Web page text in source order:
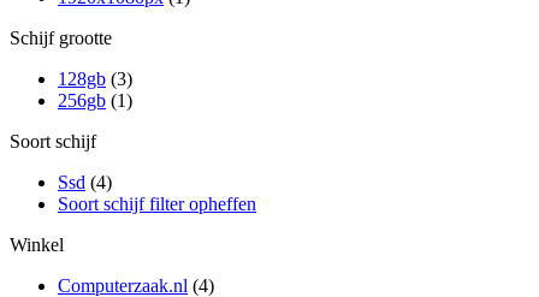
Schijf grootte
128gb (3)
256gb (1)
Soort schijf
Ssd (4)
Soort schijf filter opheffen
Winkel
Computerzaak.nl (4)